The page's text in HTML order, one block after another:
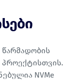
პროექტისთვის.
NVMe